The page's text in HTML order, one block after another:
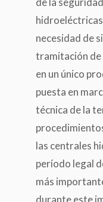
necesidad de
tramitación
en un único
puesta en
técnica de la
las centrales
período legal
más
durante este